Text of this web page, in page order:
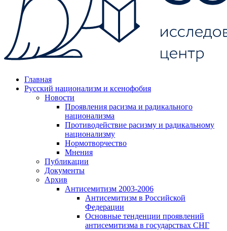
Главная
Русский национализм и ксенофобия
Новости
Проявления расизма и радикального
национализма
Противодействие расизму и радикальному
национализму
Нормотворчество
Мнения
Публикации
Документы
Архив
Антисемитизм 2003-2006
Антисемитизм в Российской
Федерации
Основные тенденции проявлений
антисемитизма в государствах СНГ